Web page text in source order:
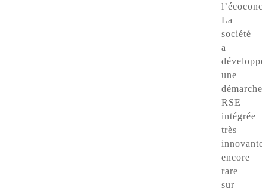
La
société
a
développé
une
démarche
RSE
intégrée
très
innovante,
encore
rare
sur